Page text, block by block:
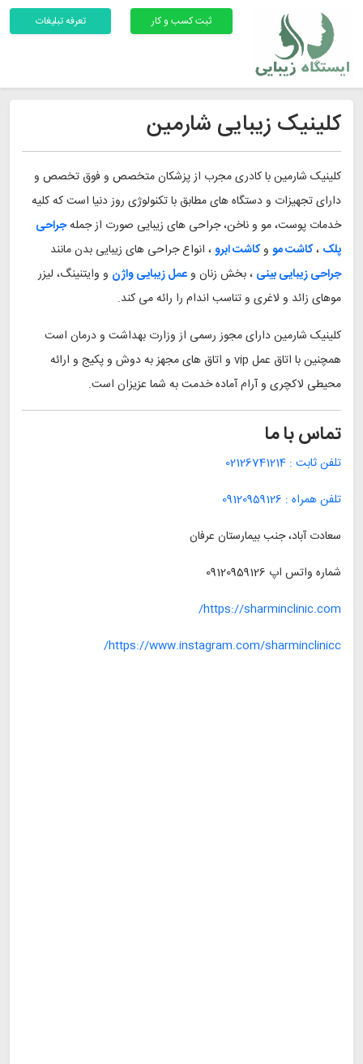
ثبت کسب و کار تعرفه تبلیغات
کلینیک زیبایی شارمین
کلینیک شارمین با کادری مجرب از پزشکان متخصص و فوق تخصص و
دارای تجهیزات و دستگاه های مطابق با تکنولوژی روز دنیا است که کلیه
خدمات پوست، مو و ناخن، جراحی های زیبایی صورت از جملهجراحی
پلک ،کاشت مو وکاشت ابرو، انواع جراحی های زیبایی بدن مانند
جراحی زیبایی بینی ، بخش زنان و عمل زیبایی واژن و وایتنینگ، لیزر
موهای زائد و لاغری و تناسب اندام را رائه می کند.
کلینیک شارمین دارای مجوز رسمی از وزارت بهداشت و درمان است
همچنین با اتاق عمل vip و اتاق های مجهز به دوش و پکیج و ارائه
محیطی لاکچری و آرام آماده خدمت به شما عزیزان است.
تماس با ما
تلفن ثابت : 02126741214
تلفن همراه : 09120959126
سعادت آباد، جنب بيمارستان عرفان
شماره واتس اپ 09120959126
https://sharminclinic.com/
https://www.instagram.com/sharminclinicc/